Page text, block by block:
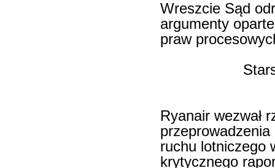
Wreszcie Sąd
argumenty
praw
Ryanair wezwał
ruchu lotniczego
krytycznego